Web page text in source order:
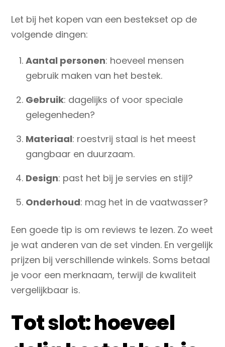
Let bij het kopen van een bestekset op de
volgende dingen:
Aantal personen: hoeveel mensen
gebruik maken van het bestek.
Gebruik: dagelijks of voor speciale
gelegenheden?
Materiaal: roestvrij staal is het meest
gangbaar en duurzaam.
Design: past het bij je servies en stijl?
Onderhoud: mag het in de vaatwasser?
Een goede tip is om reviews te lezen. Zo weet
je wat anderen van de set vinden. En vergelijk
prijzen bij verschillende winkels. Soms betaal
je voor een merknaam, terwijl de kwaliteit
vergelijkbaar is.
Tot slot: hoeveel